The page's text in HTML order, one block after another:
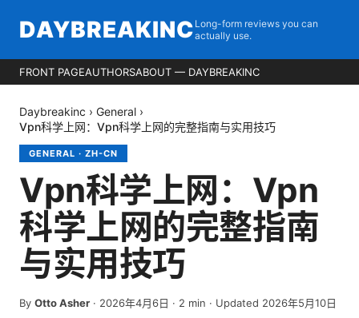
DAYBREAKINC Long-form reviews you can
actually use.
FRONT PAGEAUTHORSABOUT — DAYBREAKINC
Daybreakinc › General ›
Vpn科学上网：Vpn科学上网的完整指南与实用技巧
GENERAL · ZH-CN
Vpn科学上网：Vpn
科学上网的完整指南
与实用技巧
By Otto Asher · 2026年4月6日 · 2 min · Updated 2026年5月10日